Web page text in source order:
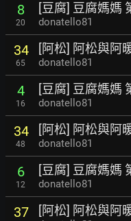
8
20
[豆腐] 豆腐媽媽
donatello81
34
65
[阿松] 阿松與阿
donatello81
4
16
[豆腐] 豆腐媽媽
donatello81
34
48
[阿松] 阿松與阿
donatello81
6
12
[豆腐] 豆腐媽媽
donatello81
37 [阿松] 阿松與阿